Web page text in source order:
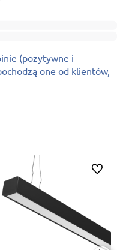
(pozytywne i
one od klientów,
Do